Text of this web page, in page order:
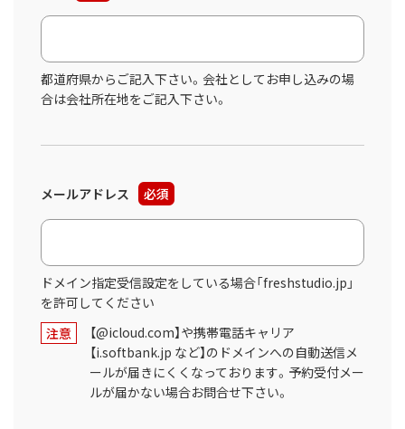
都道府県からご記入下さい。会社としてお申し込みの場
合は会社所在地をご記入下さい。
メールアドレス 必須
ドメイン指定受信設定をしている場合「freshstudio.jp」
を許可してください
注意
【@icloud.com】や携帯電話キャリア
【i.softbank.jp など】のドメインへの自動送信メ
ールが届きにくくなっております。予約受付メー
ルが届かない場合お問合せ下さい。